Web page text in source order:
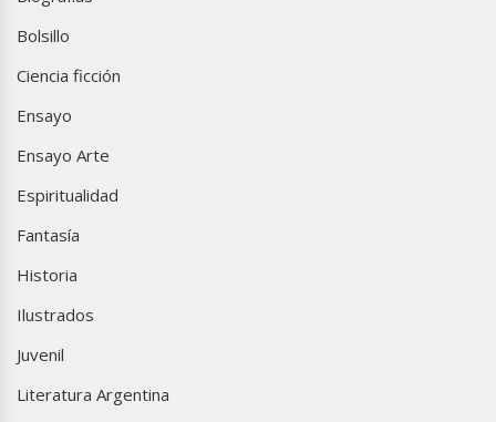
Bolsillo
Ciencia ficción
Ensayo
Ensayo Arte
Espiritualidad
Fantasía
Historia
Ilustrados
Juvenil
Literatura Argentina